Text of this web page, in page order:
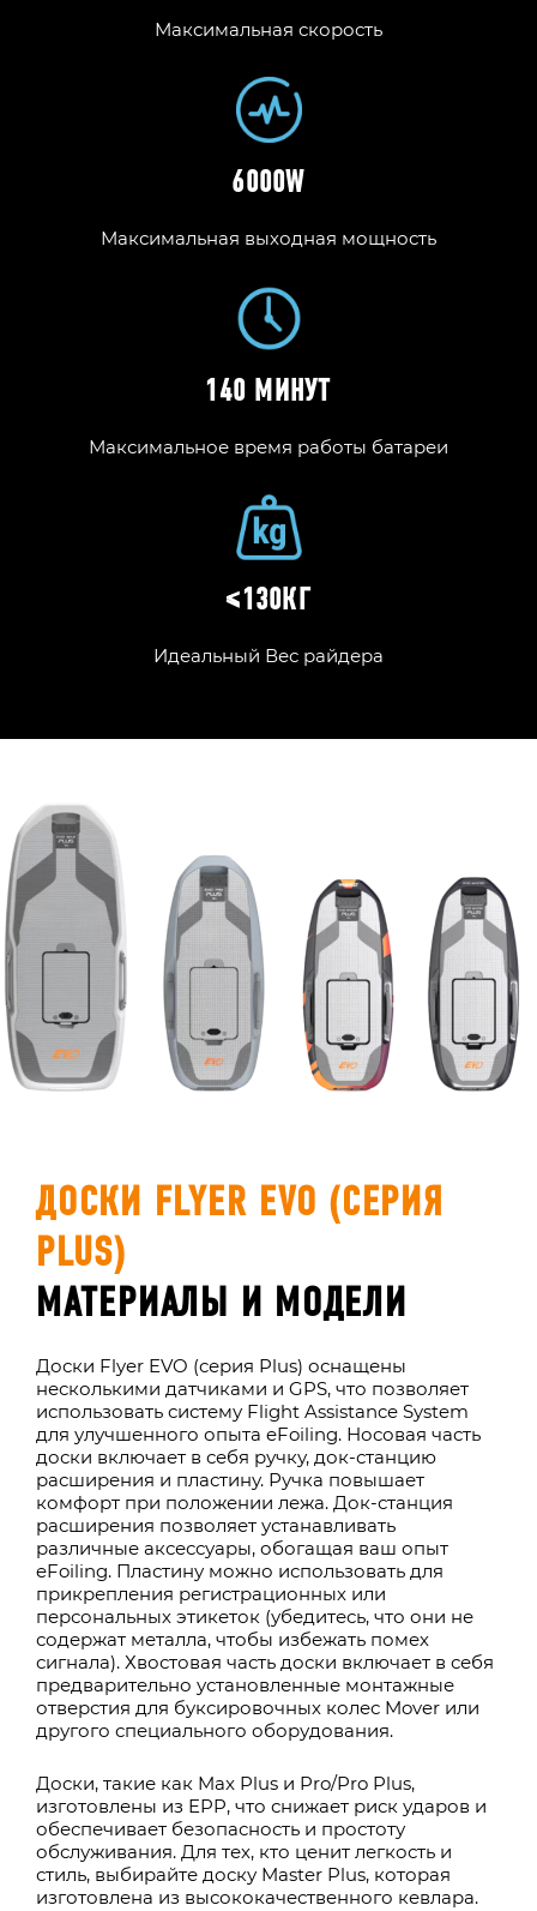
Максимальная скорость
6000W
Максимальная выходная мощность
140 МИНУТ
Максимальное время работы батареи
≤130КГ
Идеальный Вес райдера
ДОСКИ FLYER EVO (СЕРИЯ
PLUS)
МАТЕРИАЛЫ И МОДЕЛИ
Доски Flyer EVO (серия Plus) оснащены
несколькими датчиками и GPS, что позволяет
использовать систему Flight Assistance System
для улучшенного опыта eFoiling. Носовая часть
доски включает в себя ручку, док-станцию
расширения и пластину. Ручка повышает
комфорт при положении лежа. Док-станция
расширения позволяет устанавливать
различные аксессуары, обогащая ваш опыт
eFoiling. Пластину можно использовать для
прикрепления регистрационных или
персональных этикеток (убедитесь, что они не
содержат металла, чтобы избежать помех
сигнала). Хвостовая часть доски включает в себя
предварительно установленные монтажные
отверстия для буксировочных колес Mover или
другого специального оборудования.
Доски, такие как Max Plus и Pro/Pro Plus,
изготовлены из EPP, что снижает риск ударов и
обеспечивает безопасность и простоту
обслуживания. Для тех, кто ценит легкость и
стиль, выбирайте доску Master Plus, которая
изготовлена из высококачественного кевлара.